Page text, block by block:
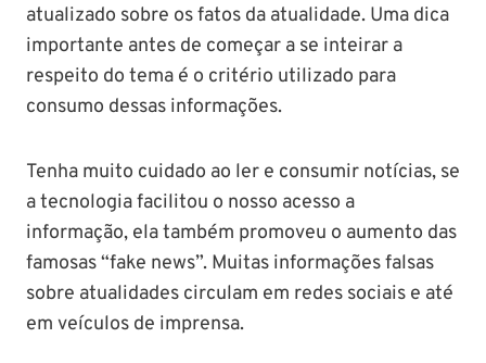
atualizado sobre os fatos da atualidade. Uma dica
importante antes de começar a se inteirar a
respeito do tema é o critério utilizado para
consumo dessas informações.
Tenha muito cuidado ao ler e consumir notícias, se
a tecnologia facilitou o nosso acesso a
informação, ela também promoveu o aumento das
famosas “fake news”. Muitas informações falsas
sobre atualidades circulam em redes sociais e até
em veículos de imprensa.